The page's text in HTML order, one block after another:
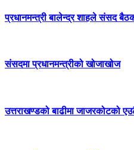
प्रधानमन्त्री बालेन्द्र शाहले संसद
संसदमा प्रधानमन्त्रीको खोजाखोज
उत्तराखण्डको बाढीमा जाजरकोटको